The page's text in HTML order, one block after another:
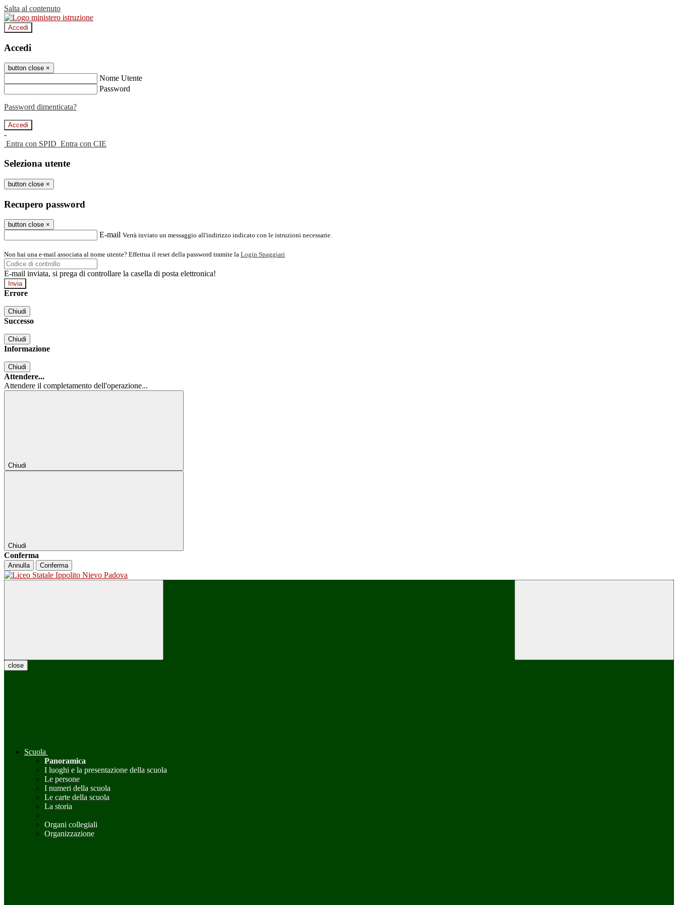
Salta al contenuto
Accedi
Accedi
button close ×
Nome Utente
Password
Password dimenticata?
-
Entra con SPID Entra con CIE
Seleziona utente
button close ×
Recupero password
button close ×
E-mail Verrà inviato un messaggio all'indirizzo indicato con le istruzioni necessarie.
Non hai una e-mail associata al nome utente? Effettua il reset della password tramite la Login Spaggiari
E-mail inviata, si prega di controllare la casella di posta elettronica!
Errore
Chiudi
Successo
Chiudi
Informazione
Chiudi
Attendere...
Attendere il completamento dell'operazione...
Chiudi
Chiudi
Conferma
Annulla Conferma
close
Scuola
Panoramica
I luoghi e la presentazione della scuola
Le persone
I numeri della scuola
Le carte della scuola
La storia
Organi collegiali
Organizzazione